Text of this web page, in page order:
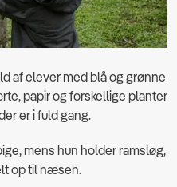
af elever med blå og grønne
papir og forskellige planter
er i fuld gang.
mens hun holder ramsløg,
op til næsen.